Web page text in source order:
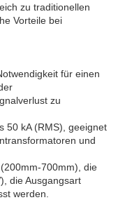
zu traditionellen
Vorteile bei
für einen
zu
50 kA (RMS), geeignet
und
700mm), die
die Ausgangsart
werden.